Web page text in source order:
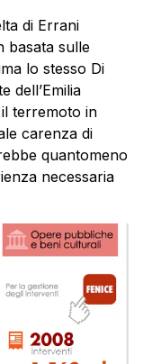
di Errani
basata sulle
lo stesso Di
dell’Emilia
terremoto in
carenza di
quantomeno
necessaria